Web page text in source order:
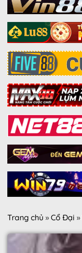
Trang chủ » Cổ Đại »